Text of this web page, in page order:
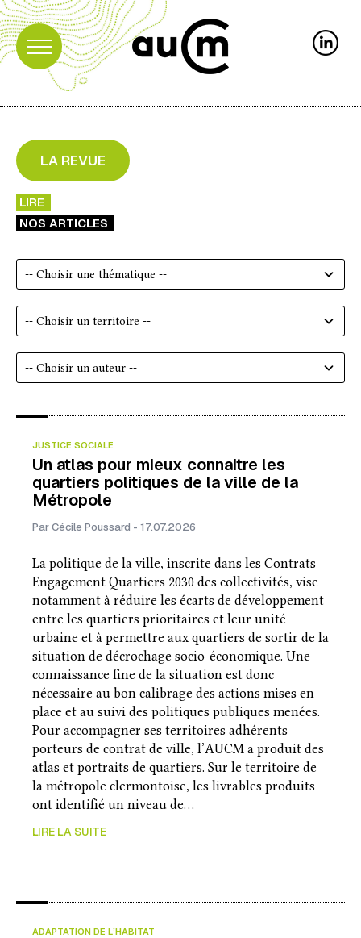
LA REVUE
LIRE
NOS ARTICLES
JUSTICE SOCIALE
Un atlas pour mieux connaitre les
quartiers politiques de la ville de la
Métropole
Par Cécile Poussard - 17.07.2026
La politique de la ville, inscrite dans les Contrats
Engagement Quartiers 2030 des collectivités, vise
notamment à réduire les écarts de développement
entre les quartiers prioritaires et leur unité
urbaine et à permettre aux quartiers de sortir de la
situation de décrochage socio-économique. Une
connaissance fine de la situation est donc
nécessaire au bon calibrage des actions mises en
place et au suivi des politiques publiques menées.
Pour accompagner ses territoires adhérents
porteurs de contrat de ville, l’AUCM a produit des
atlas et portraits de quartiers. Sur le territoire de
la métropole clermontoise, les livrables produits
ont identifié un niveau de…
LIRE LA SUITE
ADAPTATION DE L’HABITAT